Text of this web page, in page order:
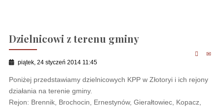
Dzielnicowi z terenu gminy
piątek, 24 styczeń 2014 11:45
Poniżej przedstawiamy dzielnicowych KPP w Złotoryi i ich rejony
działania na terenie gminy.
Rejon: Brennik, Brochocin, Ernestynów, Gierałtowiec, Kopacz,